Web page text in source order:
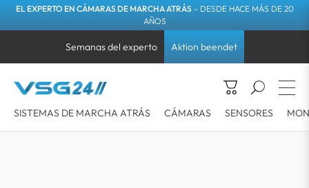
EL EXPERTO EN CÁMARAS DE MARCHA ATRÁS- DESDE HACE MÁS DE 20
AÑOS
Semanas del experto Aktion beendet
SISTEMAS DE MARCHA ATRÁS CÁMARAS SENSORES